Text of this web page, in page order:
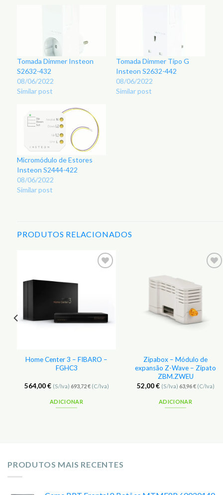
Tomada Dimmer Insteon
S2632-432
08/06/2022
Similar post
Tomada Dimmer Tipo G
Insteon S2632-442
08/06/2022
Similar post
Micromódulo de Estores
Insteon S2444-422
08/06/2022
Similar post
PRODUTOS RELACIONADOS
Home Center 3 – FIBARO –
FGHC3
564,00€ (S/Iva) 693,72€(C/Iva)
ADICIONAR
Favoritos
Zipabox – Módulo de
expansão Z-Wave – Zipato
ZBM.ZWEU
52,00€ (S/Iva) 63,96€(C/Iva)
ADICIONAR
PRODUTOS MAIS RECENTES